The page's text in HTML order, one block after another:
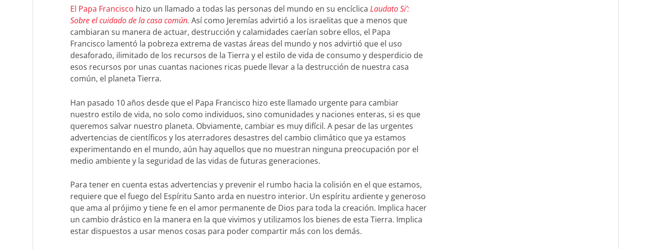
El Papa Francisco hizo un llamado a todas las personas del mundo en su encíclica Laudato Si’:
Sobre el cuidado de la casa común. Así como Jeremías advirtió a los israelitas que a menos que
cambiaran su manera de actuar, destrucción y calamidades caerían sobre ellos, el Papa
Francisco lamentó la pobreza extrema de vastas áreas del mundo y nos advirtió que el uso
desaforado, ilimitado de los recursos de la Tierra y el estilo de vida de consumo y desperdicio de
esos recursos por unas cuantas naciones ricas puede llevar a la destrucción de nuestra casa
común, el planeta Tierra.
Han pasado 10 años desde que el Papa Francisco hizo este llamado urgente para cambiar
nuestro estilo de vida, no solo como individuos, sino comunidades y naciones enteras, si es que
queremos salvar nuestro planeta. Obviamente, cambiar es muy difícil. A pesar de las urgentes
advertencias de científicos y los aterradores desastres del cambio climático que ya estamos
experimentando en el mundo, aún hay aquellos que no muestran ninguna preocupación por el
medio ambiente y la seguridad de las vidas de futuras generaciones.
Para tener en cuenta estas advertencias y prevenir el rumbo hacia la colisión en el que estamos,
requiere que el fuego del Espíritu Santo arda en nuestro interior. Un espíritu ardiente y generoso
que ama al prójimo y tiene fe en el amor permanente de Dios para toda la creación. Implica hacer
un cambio drástico en la manera en la que vivimos y utilizamos los bienes de esta Tierra. Implica
estar dispuestos a usar menos cosas para poder compartir más con los demás.